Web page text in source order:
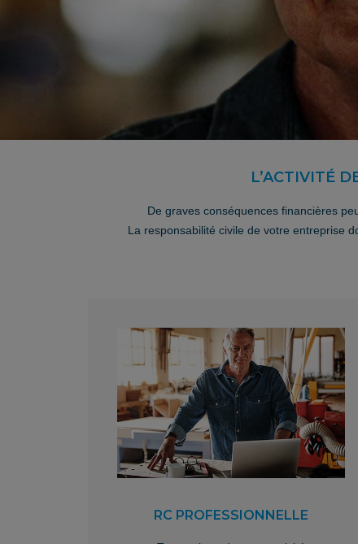
L’ACTIVITÉ
De graves conséquences financières
La responsabilité civile de votre entreprise
RC PROFESSIONNELLE